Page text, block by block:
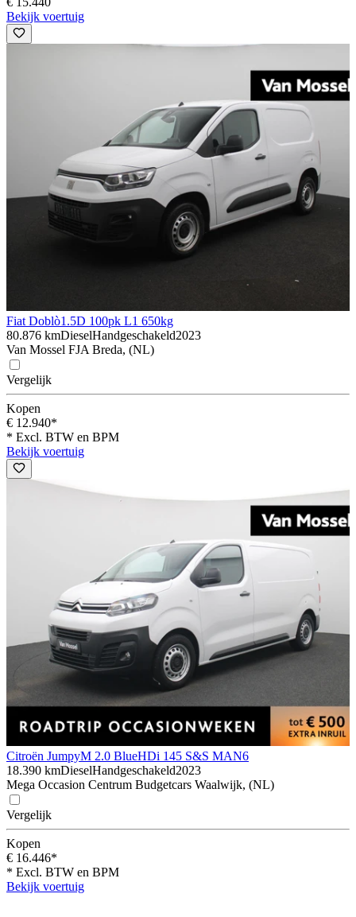
Bekijk voertuig
Fiat Doblò1.5D 100pk L1 650kg
80.876 kmDieselHandgeschakeld2023
Van Mossel FJA Breda, (NL)
Vergelijk
Kopen
€ 12.940*
* Excl. BTW en BPM
Bekijk voertuig
Citroën JumpyM 2.0 BlueHDi 145 S&S MAN6
18.390 kmDieselHandgeschakeld2023
Mega Occasion Centrum Budgetcars Waalwijk, (NL)
Vergelijk
Kopen
€ 16.446*
* Excl. BTW en BPM
Bekijk voertuig